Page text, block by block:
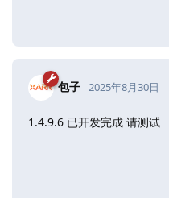
包子 2025年8月30日
1.4.9.6 已开发完成 请测试